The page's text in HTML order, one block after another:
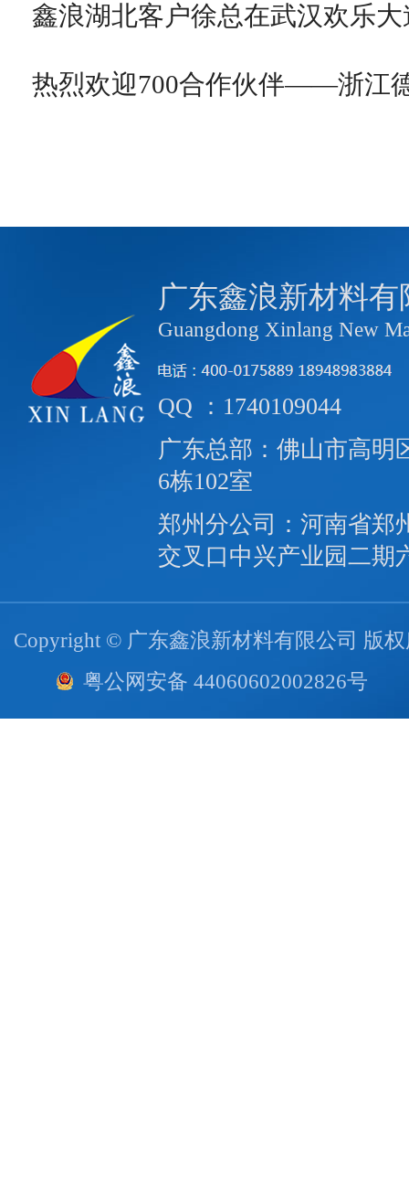
鑫浪湖北客户徐总在武汉欢乐
热烈欢迎700合作伙伴——浙江
广东鑫浪新材料有
Guangdong Xinlang New
QQ ：1740109044
广东总部：佛山市高明
6栋102室
郑州分公司：河南省郑
交叉口中兴产业园二期
Copyright © 广东鑫浪新材料有限公司 版
粤公网安备 44060602002826号